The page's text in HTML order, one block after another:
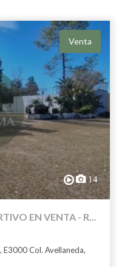
Venta
14
EN VENTA - R...
E3000 Col. Avellaneda,